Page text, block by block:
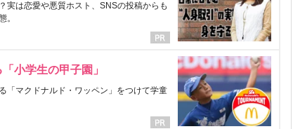
実は恋愛や悪質ホスト、SNSの投稿からも
。
小学生の甲子園」
「マクドナルド・ワッペン」をつけて学童